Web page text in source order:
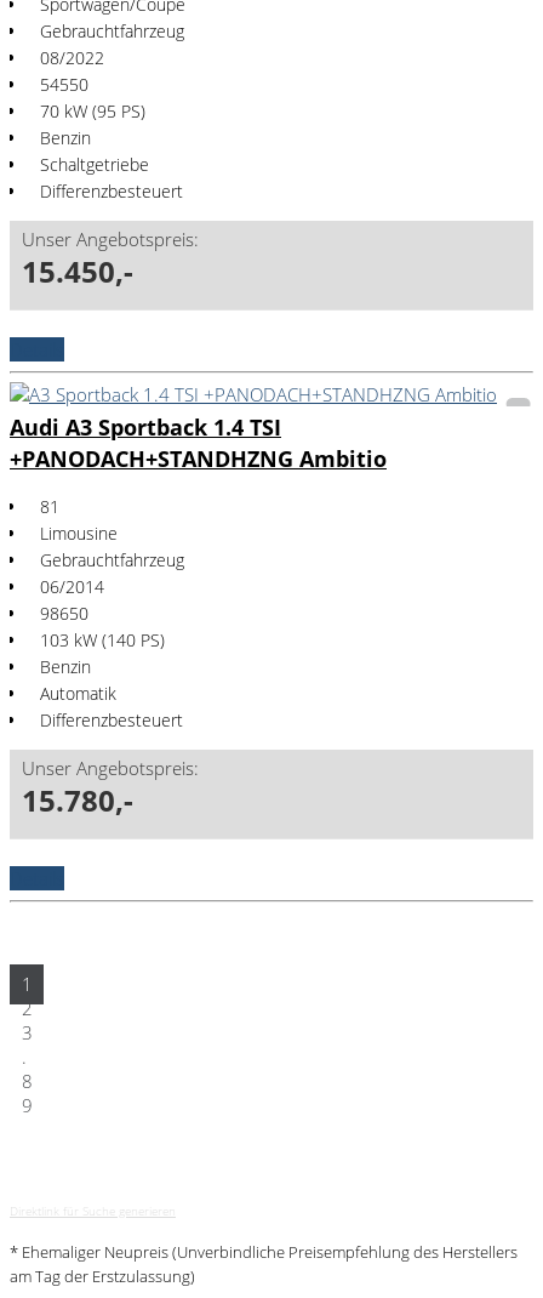
Sportwagen/Coupe
Gebrauchtfahrzeug
08/2022
54550
70 kW (95 PS)
Benzin
Schaltgetriebe
Differenzbesteuert
Unser Angebotspreis:
15.450,-
Audi A3 Sportback 1.4 TSI
+PANODACH+STANDHZNG Ambitio
81
Limousine
Gebrauchtfahrzeug
06/2014
98650
103 kW (140 PS)
Benzin
Automatik
Differenzbesteuert
Unser Angebotspreis:
15.780,-
1
2
3
.
8
9
Direktlink für Suche generieren
* Ehemaliger Neupreis (Unverbindliche Preisempfehlung des Herstellers
am Tag der Erstzulassung)